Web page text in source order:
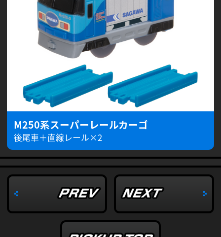
M250系スーパーレールカーゴ
後尾車＋直線レール×2